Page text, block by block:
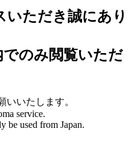
いただき誠にあり
のみ閲覧いただ
いいたします。
service.
be used from Japan.